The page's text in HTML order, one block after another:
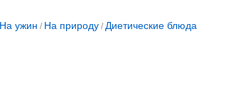
На ужин / На природу / Диетические блюда